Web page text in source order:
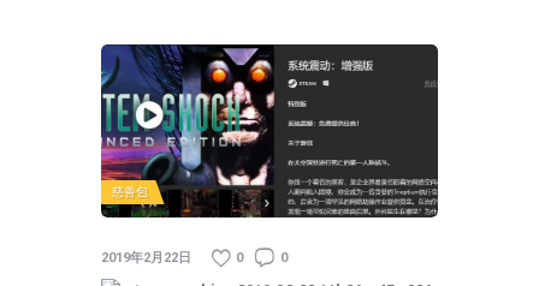
慈善包
2019年2月22日 0 0